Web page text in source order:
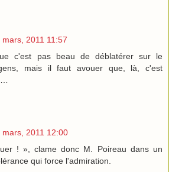
mars, 2011 11:57
c'est pas beau de déblatérer sur le
mais il faut avouer que, là, c'est
mars, 2011 12:00
! », clame donc M. Poireau dans un
qui force l'admiration.